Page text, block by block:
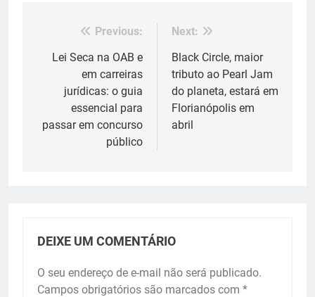
Navegação
de
Post
Previous:
Lei Seca na OAB e
em carreiras
jurídicas: o guia
essencial para
passar em concurso
público
Next:
Black Circle, maior
tributo ao Pearl Jam
do planeta, estará em
Florianópolis em
abril
DEIXE UM COMENTÁRIO
O seu endereço de e-mail não será publicado.
Campos obrigatórios são marcados com *